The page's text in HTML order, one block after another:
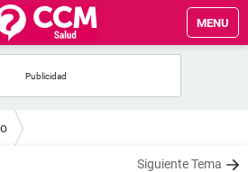
MENU
Siguiente Tema